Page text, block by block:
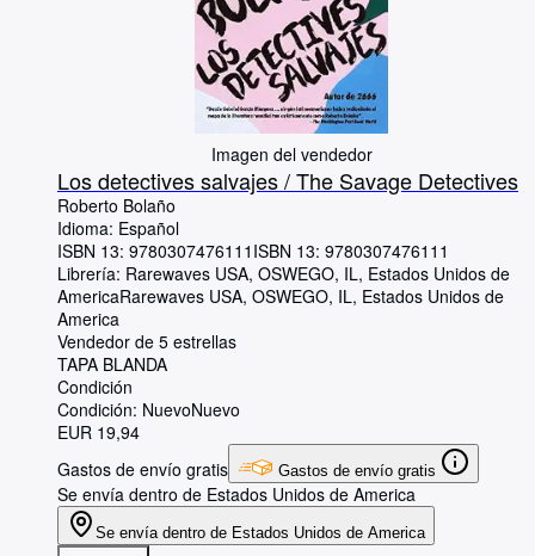
Imagen del vendedor
Los detectives salvajes / The Savage Detectives
Roberto Bolaño
Idioma: Español
ISBN 13: 9780307476111 ISBN 13: 9780307476111
Librería: Rarewaves USA, OSWEGO, IL, Estados Unidos de
AmericaRarewaves USA, OSWEGO, IL, Estados Unidos de
America
Vendedor de 5 estrellas
TAPA BLANDA
Condición
Condición: NuevoNuevo
EUR 19,94
Gastos de envío gratis
Gastos de envío gratis
Se envía dentro de Estados Unidos de America
Se envía dentro de Estados Unidos de America